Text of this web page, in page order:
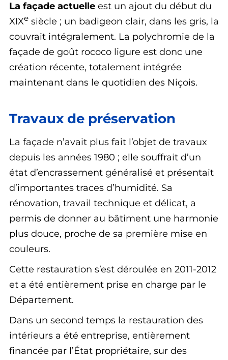
La façade actuelle est un ajout du début du
XIXe siècle ; un badigeon clair, dans les gris, la
couvrait intégralement. La polychromie de la
façade de goût rococo ligure est donc une
création récente, totalement intégrée
maintenant dans le quotidien des Niçois.
Travaux de préservation
La façade n’avait plus fait l’objet de travaux
depuis les années 1980 ; elle souffrait d’un
état d’encrassement généralisé et présentait
d’importantes traces d’humidité. Sa
rénovation, travail technique et délicat, a
permis de donner au bâtiment une harmonie
plus douce, proche de sa première mise en
couleurs.
Cette restauration s’est déroulée en 2011-2012
et a été entièrement prise en charge par le
Département.
Dans un second temps la restauration des
intérieurs a été entreprise, entièrement
financée par l’État propriétaire, sur des